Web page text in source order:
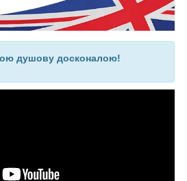
душову досконалою!